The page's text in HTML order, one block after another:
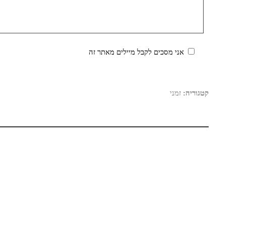
אני מסכים לקבל מיילים מאתר זה
קטגוריה: זמני